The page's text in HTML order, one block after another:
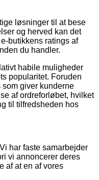
løsninger til at bese
og herved kan det
butikkens ratings af
du handler.
habile muligheder
popularitet. Foruden
giver kunderne
af ordreforløbet, hvilket
til tilfredsheden hos
har faste samarbejder
vi annoncerer deres
af at en af vores